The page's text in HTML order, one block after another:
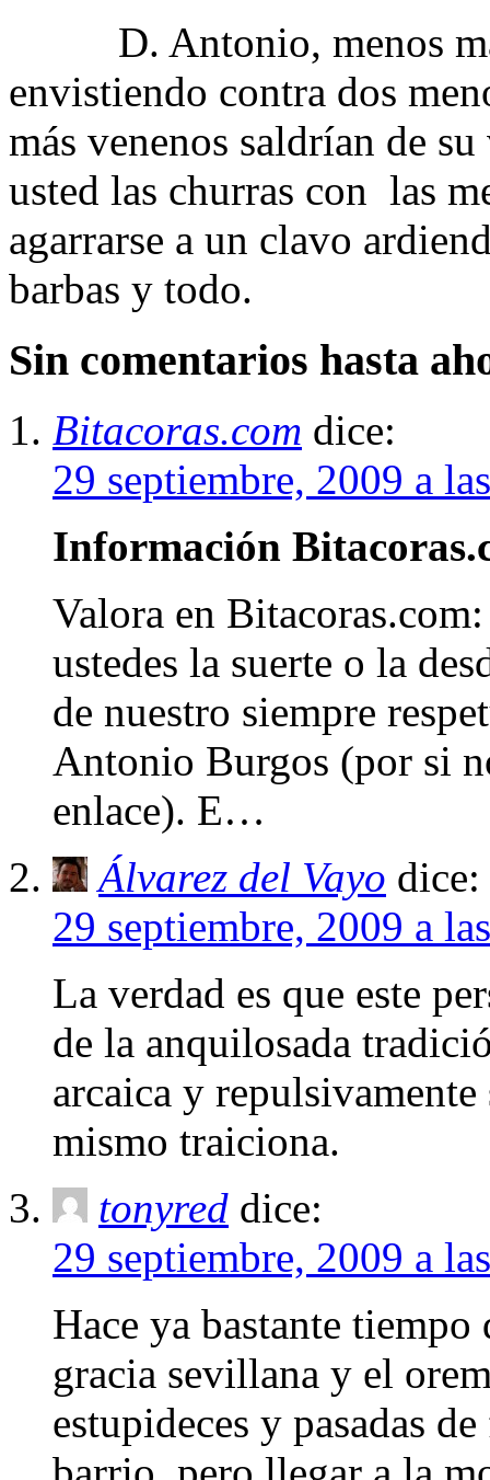
D. Antonio, menos mal
envistiendo contra dos
más venenos saldrían de
usted las churras con las
agarrarse a un clavo
barbas y todo.
Sin comentarios hasta
Bitacoras.com dice:
29 septiembre, 2009 a
Información
Valora en
ustedes la suerte o la
de nuestro siempre
Antonio Burgos (por si
enlace). E…
Álvarez del Vayo dice:
29 septiembre, 2009 a
La verdad es que este
de la anquilosada
arcaica y
mismo traiciona.
tonyred dice:
29 septiembre, 2009 a
Hace ya bastante
gracia sevillana y el
estupideces y pasadas